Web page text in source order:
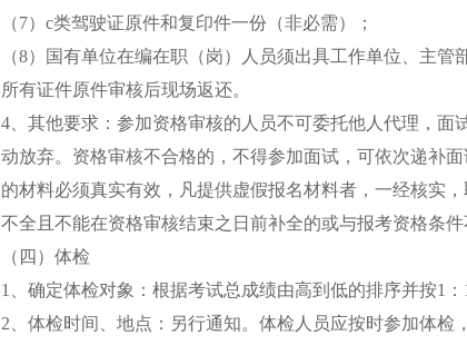
（7）c类驾驶证原件和复印件一份（非必需）；
（8）国有单位在编在职（岗）人员须出具工作单位、主管
所有证件原件审核后现场返还。
4、其他要求：参加资格审核的人员不可委托他人代理，面
动放弃。资格审核不合格的，不得参加面试，可依次递补
的材料必须真实有效，凡提供虚假报名材料者，一经核实
不全且不能在资格审核结束之日前补全的或与报考资格条件
（四）体检
1、确定体检对象：根据考试总成绩由高到低的排序并按1：
2、体检时间、地点：另行通知。体检人员应按时参加体检